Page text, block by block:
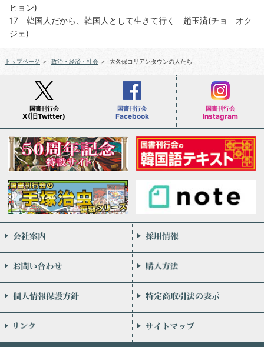
ヒョン)
17 韓国人だから、韓国人として生きて行く 趙玉済(チョ オク
ジェ)
トップページ ＞ 政治・経済・社会 ＞ 大久保コリアンタウンの人たち
国書刊行会
X(旧Twitter)
国書刊行会
Facebook
国書刊行会
Instagram
会社案内
お問い合わせ
個人情報保護方針
リンク